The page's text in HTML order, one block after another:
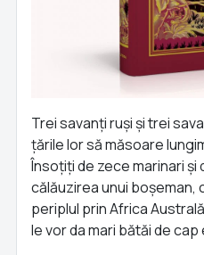
Trei savanți ruși și trei
țările lor să măsoare
Însoțiți de zece marinari și
călăuzirea unui boșeman,
periplul prin Africa
le vor da mari bătăi de